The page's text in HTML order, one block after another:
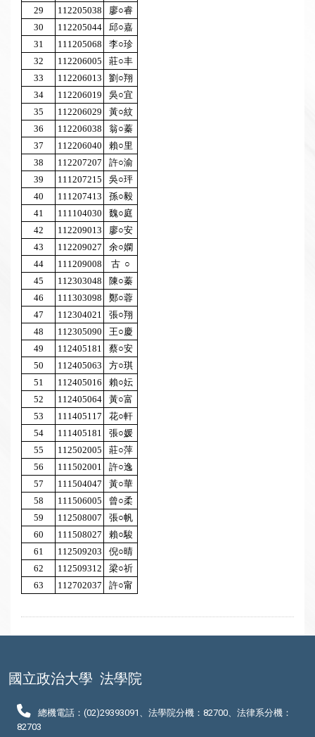
29
112205038
廖○睿
30
112205044
邱○嘉
31
111205068
李○珍
32
112206005
莊○丰
33
112206013
劉○翔
34
112206019
吳○宜
35
112206029
黃○紋
36
112206038
翁○蓁
37
112206040
賴○里
38
112207207
許○渝
39
111207215
吳○玶
40
111207413
孫○毅
41
111104030
魏○庭
42
112209013
廖○安
43
112209027
余○嫻
44
111209008
古 ○
45
112303048
陳○蓁
46
111303098
鄭○蓉
47
112304021
張○翔
48
112305090
王○慶
49
112405181
蔡○安
50
112405063
方○琪
51
112405016
賴○妘
52
112405064
黃○富
53
111405117
花○軒
54
111405181
張○媛
55
112502005
莊○萍
56
111502001
許○逸
57
111504047
黃○華
58
111506005
曾○柔
59
112508007
張○帆
60
111508027
賴○駿
61
112509203
倪○晴
62
112509312
梁○祈
63
112702037 許○甯
國立政治大學 法學院
總機電話：(02)29393091、法學院分機：82700、法律系分機：
82703